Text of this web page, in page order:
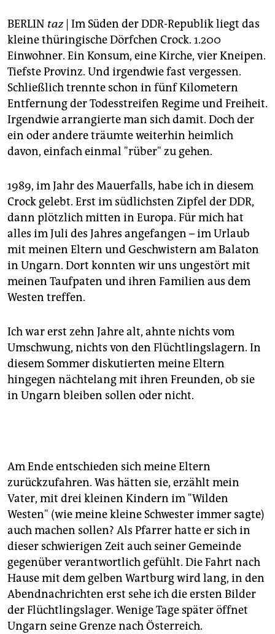
unterstützen
abo
genossenschaft
epaper login
BERLIN taz| Im Süden der DDR-Republik liegt das
kleine thüringische Dörfchen Crock. 1.200
Einwohner. Ein Konsum, eine Kirche, vier Kneipen.
Tiefste Provinz. Und irgendwie fast vergessen.
Schließlich trennte schon in fünf Kilometern
Entfernung der Todesstreifen Regime und Freiheit.
Irgendwie arrangierte man sich damit. Doch der
ein oder andere träumte weiterhin heimlich
davon, einfach einmal "rüber" zu gehen.
1989, im Jahr des Mauerfalls, habe ich in diesem
Crock gelebt. Erst im südlichsten Zipfel der DDR,
dann plötzlich mitten in Europa. Für mich hat
alles im Juli des Jahres angefangen – im Urlaub
mit meinen Eltern und Geschwistern am Balaton
in Ungarn. Dort konnten wir uns ungestört mit
meinen Taufpaten und ihren Familien aus dem
Westen treffen.
Ich war erst zehn Jahre alt, ahnte nichts vom
Umschwung, nichts von den Flüchtlingslagern. In
diesem Sommer diskutierten meine Eltern
hingegen nächtelang mit ihren Freunden, ob sie
in Ungarn bleiben sollen oder nicht.
Am Ende entschieden sich meine Eltern
zurückzufahren. Was hätten sie, erzählt mein
Vater, mit drei kleinen Kindern im "Wilden
Westen" (wie meine kleine Schwester immer sagte)
auch machen sollen? Als Pfarrer hatte er sich in
dieser schwierigen Zeit auch seiner Gemeinde
gegenüber verantwortlich gefühlt. Die Fahrt nach
Hause mit dem gelben Wartburg wird lang, in den
Abendnachrichten erst sehe ich die ersten Bilder
der Flüchtlingslager. Wenige Tage später öffnet
Ungarn seine Grenze nach Österreich.